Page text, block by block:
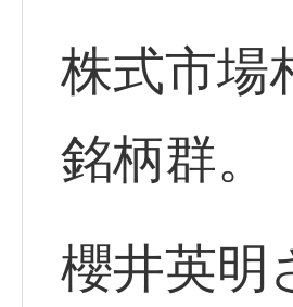
株式市場
銘柄群。
櫻井英明